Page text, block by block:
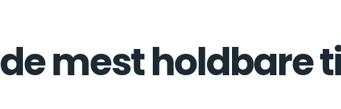
mest holdbare